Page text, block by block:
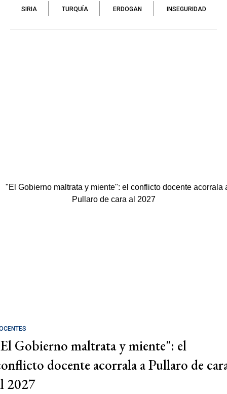
SIRIA TURQUÍA ERDOGAN INSEGURIDAD
Gobierno maltrata y miente": el
docente acorrala a Pullaro de
2027